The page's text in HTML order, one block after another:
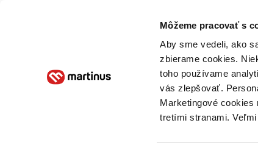
Môžeme pracovať s
Aby sme vedeli, ako
zbierame cookies.
toho používame
vás zlepšovať.
Marketingové cookies
tretími stranami.
Poukážky